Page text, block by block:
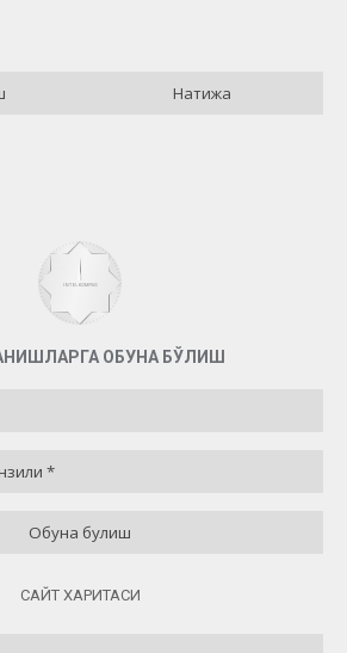
Натижа
қандай баҳолайсиз?
ОБУНА БЎЛИШ
САЙТ ХАРИТАСИ